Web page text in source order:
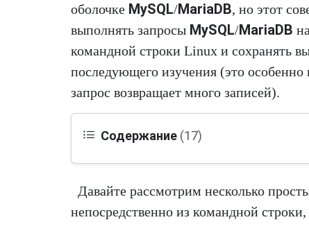
оболочке MySQL/MariaDB, но этот
выполнять запросы MySQL/MariaDB
командной строки Linux и сохранять
последующего изучения (это особенно
запрос возвращает много записей).
Содержание (17)
Давайте рассмотрим несколько
непосредственно из командной